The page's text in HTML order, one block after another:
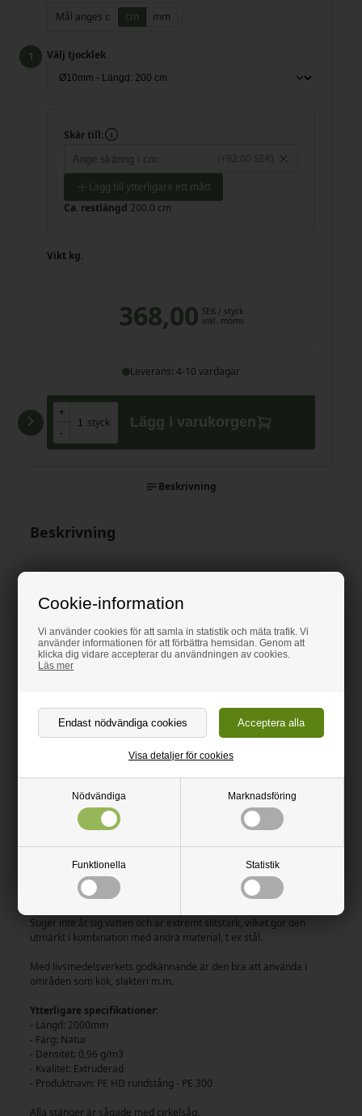
Cookie-information
Vi använder cookies för att samla in statistik och mäta trafik. Vi
använder informationen för att förbättra hemsidan. Genom att
klicka dig vidare accepterar du användningen av cookies.
Läs mer
Nödvändiga Marknadsföring
Funktionella Statistik
Visa detaljer för cookies
Mål anges i: cm mm
Välj tjocklek
Skär till:
(+92.00 SEK)
Lägg till ytterligare ett mått
Ca. restlängd 200.0 cm
Vikt kg.
368,00 SEK/ styck
inkl. moms
Leverans: 4-10 vardagar
+
-
styck
+
-
Lägg i varukorgen
Beskrivning
Beskrivning
stång.
Skriv in dina önskade längder i beräknaren ovan, notera att du
mister 5mm per snitt p.g.a. sågsnittet.
Massiv stång, naturlig färg
Splittras inte som glas
Hög kemikalieresistens
Lätt att såga i med fintandad cirkelsåg, sticksåg eller handsåg
Mycket väderbeständig, kan användas utomhus
Mycket slitstark
En massiv rundstång med en lätt slipad yta. Kan användas både
indom- och utomhus.
Suger inte åt sig vatten och är extremt slitstark, vilket gör den
utmärkt i kombination med andra material, t ex stål.
Med livsmedelsverkets godkännande är den bra att använda i
områden som kök, slakteri m.m.
Ytterligare specifikationer:
- Längd: 2000mm
- Färg: Natur
- Densitet: 0,96 g/m3
- Kvalitet: Extruderad
- Produktnavn: PE HD rundstång - PE 300
Alla stänger är sågade med cirkelsåg.